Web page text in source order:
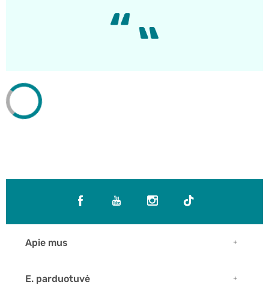
Apie mus
E. parduotuvė